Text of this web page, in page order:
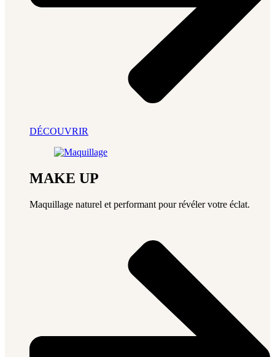
DÉCOUVRIR
MAKE UP
Maquillage naturel et performant pour révéler votre éclat.